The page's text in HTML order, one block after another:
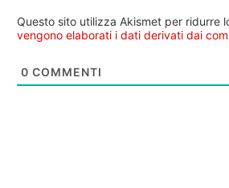
Questo sito utilizza Akismet per ridurre
vengono elaborati i dati derivati dai
0 COMMENTI